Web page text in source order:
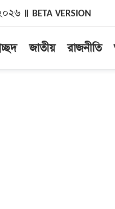
BETA VERSION
জাতীয় রাজনীতি